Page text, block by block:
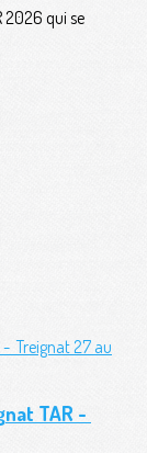
2026 qui se
TAR -